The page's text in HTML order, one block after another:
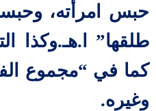
حبس امرأته،
طلقها” ا.هـ.وكذا
وغيره.